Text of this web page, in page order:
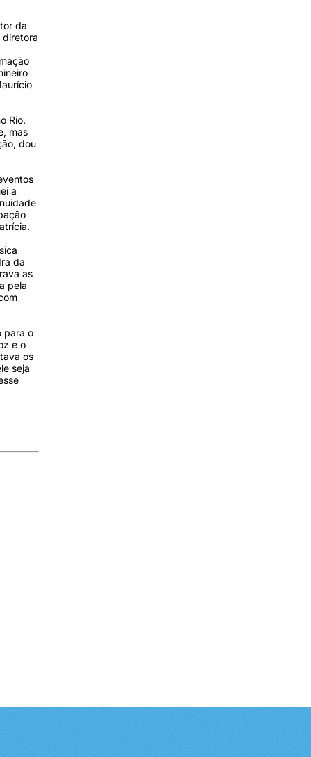
da
diretora
Rio.
mas
dou
a
da
as
pela
para o
e o
os
seja